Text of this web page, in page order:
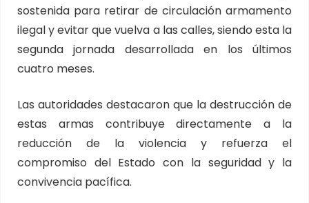
sostenida para retirar de circulación armamento
ilegal y evitar que vuelva a las calles, siendo esta la
segunda jornada desarrollada en los últimos
cuatro meses.
Las autoridades destacaron que la destrucción de
estas armas contribuye directamente a la
reducción de la violencia y refuerza el
compromiso del Estado con la seguridad y la
convivencia pacífica.